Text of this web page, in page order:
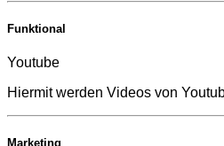
Funktional
Youtube
Hiermit werden Videos von
Marketing